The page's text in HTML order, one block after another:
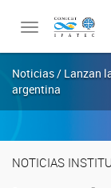
Toggle
Noticias / Lanzan
argentina
NOTICIAS